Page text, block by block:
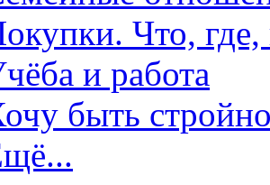
Что, где,
и работа
быть